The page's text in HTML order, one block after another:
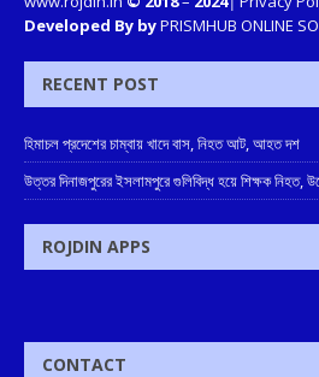
Developed By byPRISMHUB ONLINE
RECENT POST
হিমাচল প্রদেশের চাম্বায় খাদে বাস, নিহত আট, আহত দশ
উত্তর দিনাজপুরের ইসলামপুরে গুলিবিদ্ধ হয়ে শিক্ষক নিহত,
ROJDIN APPS
CONTACT